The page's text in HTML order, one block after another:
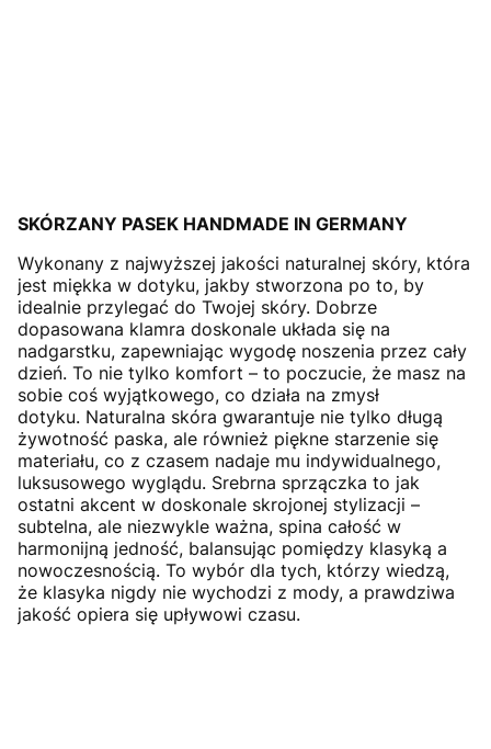
SKÓRZANY PASEK HANDMADE IN GERMANY
Wykonany z najwyższej jakości naturalnej skóry, która
jest miękka w dotyku, jakby stworzona po to, by
idealnie przylegać do Twojej skóry. Dobrze
dopasowana klamra doskonale układa się na
nadgarstku, zapewniając wygodę noszenia przez cały
dzień. To nie tylko komfort – to poczucie, że masz na
sobie coś wyjątkowego, co działa na zmysł
dotyku. Naturalna skóra gwarantuje nie tylko długą
żywotność paska, ale również piękne starzenie się
materiału, co z czasem nadaje mu indywidualnego,
luksusowego wyglądu. Srebrna sprzączka to jak
ostatni akcent w doskonale skrojonej stylizacji –
subtelna, ale niezwykle ważna, spina całość w
harmonijną jedność, balansując pomiędzy klasyką a
nowoczesnością. To wybór dla tych, którzy wiedzą,
że klasyka nigdy nie wychodzi z mody, a prawdziwa
jakość opiera się upływowi czasu.